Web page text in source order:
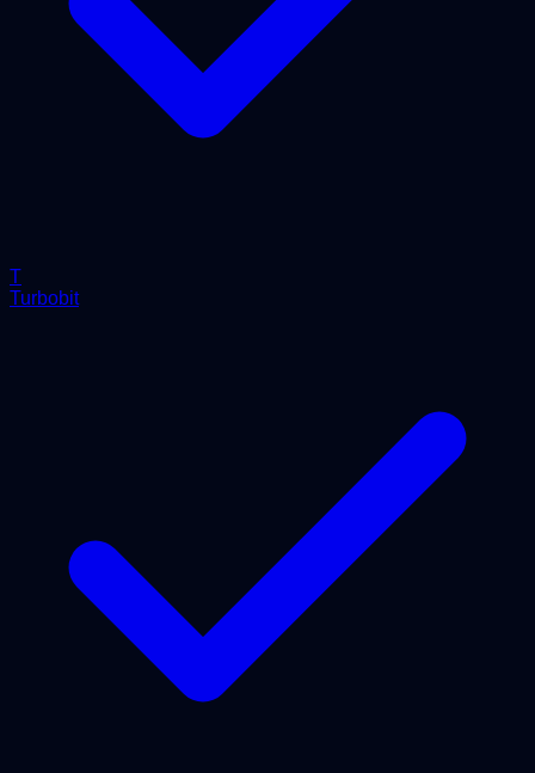
T
Turbobit